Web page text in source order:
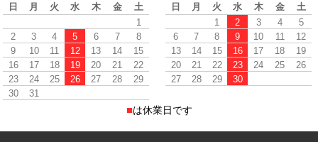
日 月 火 水 木 金
土
1
2
3 4 5 6 7
8
9
10 11 12 13 14
15
16
17 18 19 20 21
22
23
24 25 26 27 28
29
30
31
日 月 火 水 木 金
土
1
2 3 4
5
6
7 8 9 10 11
12
13
14 15 16 17 18
19
20
21 22 23 24 25
26
27
28 29 30
■は休業日です